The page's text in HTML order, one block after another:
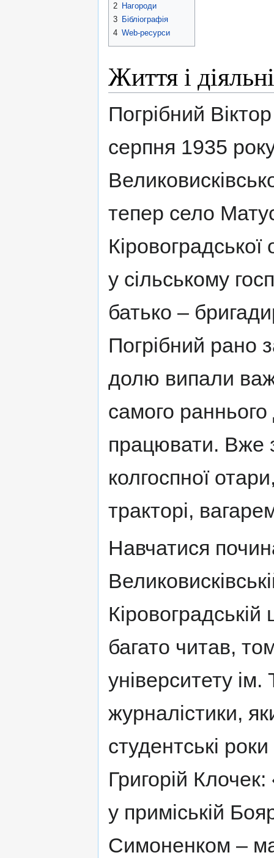
2 Нагороди
3 Бібліографія
4 Web-ресурси
Життя і
Погрібний
серпня 1935
тепер село
у сільському
батько –
Погрібний рано
долю випали
самого
працювати. Вже
колгоспної
тракторі,
Навчатися
багато читав,
університету
журналістики,
студентські
Григорій
у приміській
Симоненком –